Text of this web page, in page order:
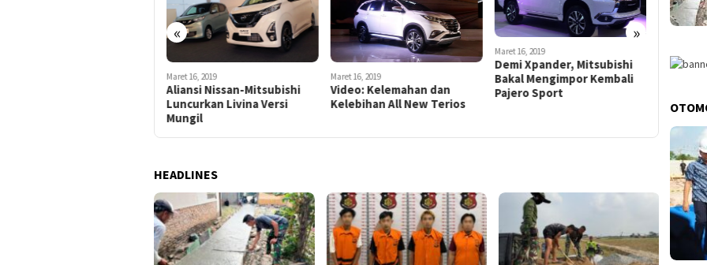
« »
Maret 16, 2019
Aliansi Nissan-Mitsubishi
Luncurkan Livina Versi
Mungil
Maret 16, 2019
Video: Kelemahan dan
Kelebihan All New Terios
Maret 16, 2019
Demi Xpander, Mitsubishi
Bakal Mengimpor Kembali
Pajero Sport
Maret 16,
Sosok
HEADLINES